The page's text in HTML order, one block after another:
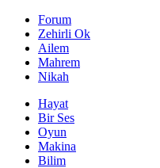
Forum
Zehirli Ok
Ailem
Mahrem
Nikah
Hayat
Bir Ses
Oyun
Makina
Bilim